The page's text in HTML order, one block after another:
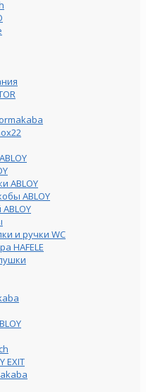
ABLOY
ABLOY
и ручки WC
HAFELE
EXIT